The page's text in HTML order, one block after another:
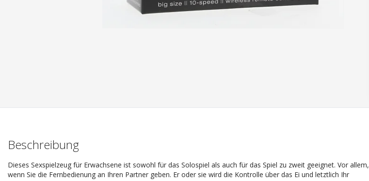
Beschreibung
Dieses Sexspielzeug für Erwachsene ist sowohl für das Solospiel als auch für das Spiel zu zweit geeignet. Vor allem,
wenn Sie die Fernbedienung an Ihren Partner geben. Er oder sie wird die Kontrolle über das Ei und letztlich Ihr